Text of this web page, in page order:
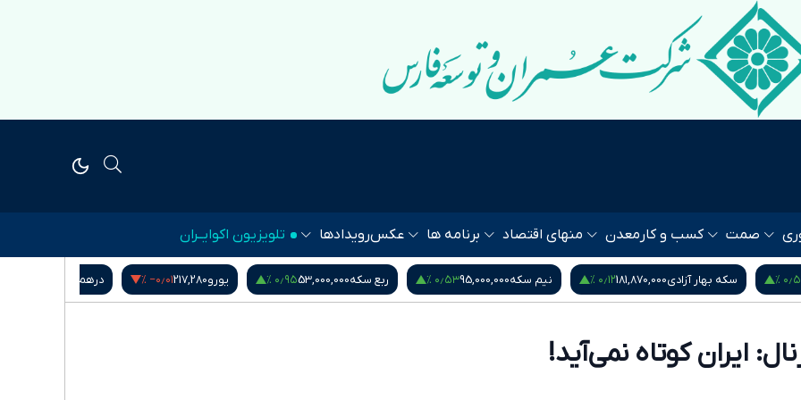
صمت کسب و کار معدن منهای اقتصاد برنامه ها عکسرویدادها تلویزیون اکوایــران
% سکه بهار آزادی181,870,000۰٫۱۲ % نیم سکه95,000,000۰٫۵۳ % ربع سکه53,000,000۰٫۹۵ % یورو217,280‎−۰٫۰۱ % درهم امارات
ایران کوتاه نمی‌آید!